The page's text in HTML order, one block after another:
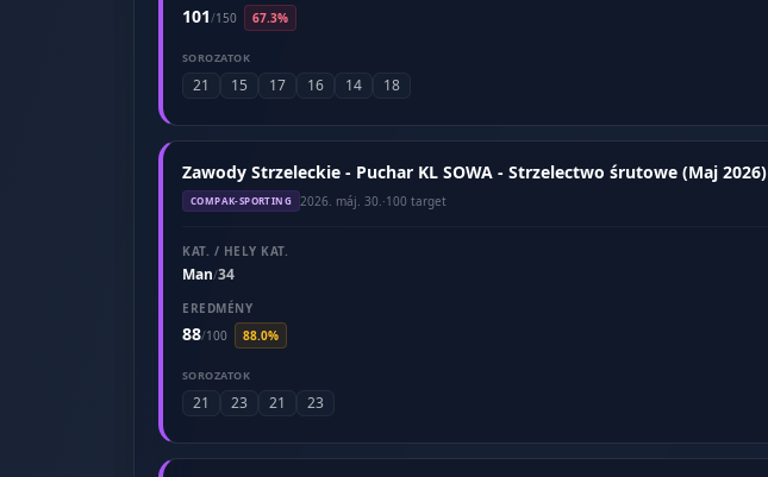
101/150 67.3%
SOROZATOK
21 15 17 16 14 18
Zawody Strzeleckie - Puchar KL SOWA - Strzelectwo śrutowe (Maj 2026)
COMPAK-SPORTING 2026. máj. 30. ·100 target
KAT. / HELY KAT.
Man/34
EREDMÉNY
88/100 88.0%
SOROZATOK
21 23 21 23